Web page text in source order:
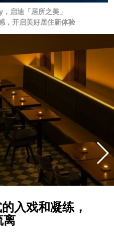
启迪「居所之美」
开启美好居住新体验
入戏和凝练，
离